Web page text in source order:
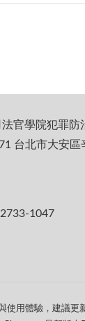
官學院犯罪防
台北市大安區
1047
使用體驗，建議更